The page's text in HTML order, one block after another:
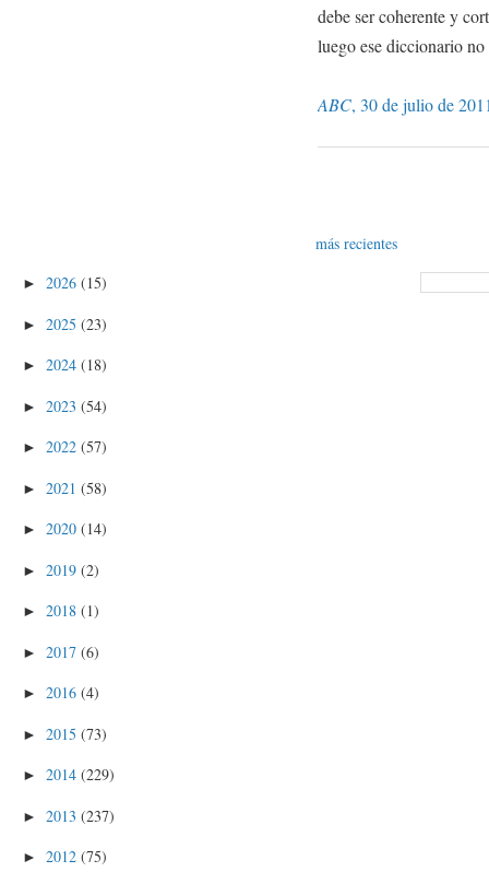
debe ser coherente y
luego ese diccionario
ABC, 30 de julio de
más recientes
► 2026 (15)
► 2025 (23)
► 2024 (18)
► 2023 (54)
► 2022 (57)
► 2021 (58)
► 2020 (14)
► 2019 (2)
► 2018 (1)
► 2017 (6)
► 2016 (4)
► 2015 (73)
► 2014 (229)
► 2013 (237)
► 2012 (75)